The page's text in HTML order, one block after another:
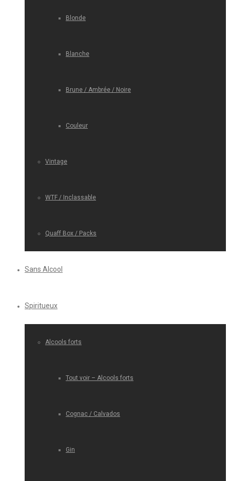
Blonde
Blanche
Brune / Ambrée / Noire
Couleur
Vintage
WTF / Inclassable
Quaff Box / Packs
Sans Alcool
Spiritueux
Alcools forts
Tout voir – Alcools forts
Cognac / Calvados
Gin